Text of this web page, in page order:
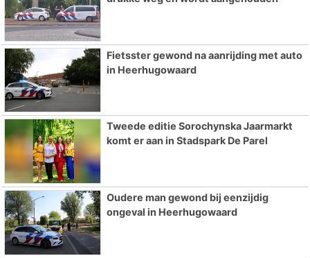
Fietsster gewond na aanrijding met auto
in Heerhugowaard
Tweede editie Sorochynska Jaarmarkt
komt er aan in Stadspark De Parel
Oudere man gewond bij eenzijdig
ongeval in Heerhugowaard